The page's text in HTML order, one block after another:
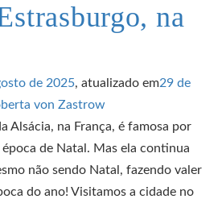
na
de 2025, atualizado em29 de
von Zastrow
Alsácia, na França, é famosa por
de Natal. Mas ela continua
não sendo Natal, fazendo valer
do ano! Visitamos a cidade no